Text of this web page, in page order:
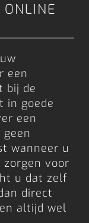
een
bij de
in goede
een
wanneer u
voor
u dat zelf
direct
altijd wel